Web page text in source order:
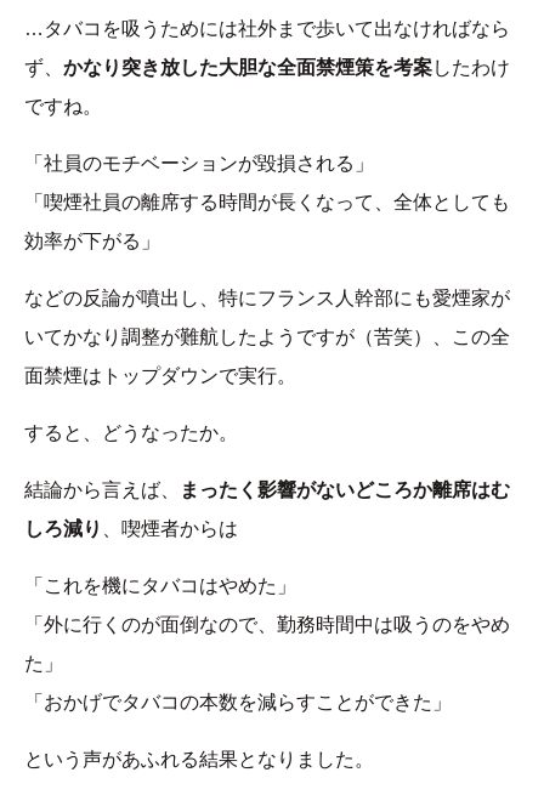
…タバコを吸うためには社外まで歩いて出なければなら
ず、 かなり突き放した大胆な全面禁煙策を考案したわけ
ですね。
「社員のモチベーションが毀損される」
「喫煙社員の離席する時間が長くなって、全体としても
効率が下がる」
などの反論が噴出し、特にフランス人幹部にも愛煙家が
いてかなり調整が難航したようですが（苦笑）、この全
面禁煙はトップダウンで実行。
すると、どうなったか。
結論から言えば、
まったく影響がないどころか離席はむ
しろ減り
、喫煙者からは
「これを機にタバコはやめた」
「外に行くのが面倒なので、勤務時間中は吸うのをやめ
た」
「おかげでタバコの本数を減らすことができた」
という声があふれる結果となりました。